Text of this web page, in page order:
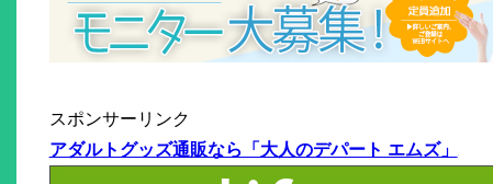
スポンサーリンク
アダルトグッズ通販なら「大人のデパート エムズ」